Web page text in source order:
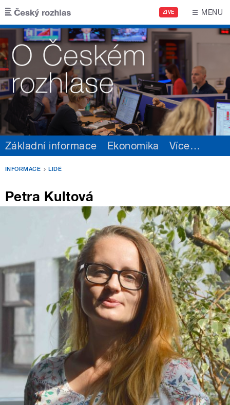
Přejít k hlavnímu obsahu
ŽIVĚ MENU
Základní informace Ekonomika Více…
INFORMACE LIDÉ
Petra Kultová